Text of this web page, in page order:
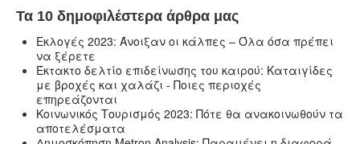
Τα 10 δημοφιλέστερα άρθρα μας
Εκλογές 2023: Άνοιξαν οι κάλπες – Όλα όσα πρέπει
να ξέρετε
Έκτακτο δελτίο επιδείνωσης του καιρού: Καταιγίδες
με βροχές και χαλάζι - Ποιες περιοχές
επηρεάζονται
Κοινωνικός Τουρισμός 2023: Πότε θα ανακοινωθούν τα
αποτελέσματα